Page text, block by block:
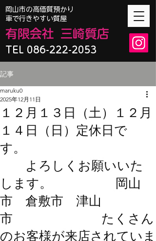
TEL 086-222-2053
​岡山市の高価質預かり
車で行きやすい質屋
有限会社 三崎質店
記事
１２月１３日（土）１２月
１４日（日）定休日で
す。
よろしくお願いいた
します。 岡山
市 倉敷市 津山
市 たくさん
のお客様が来店されていま
maruku0
2025年12月11日